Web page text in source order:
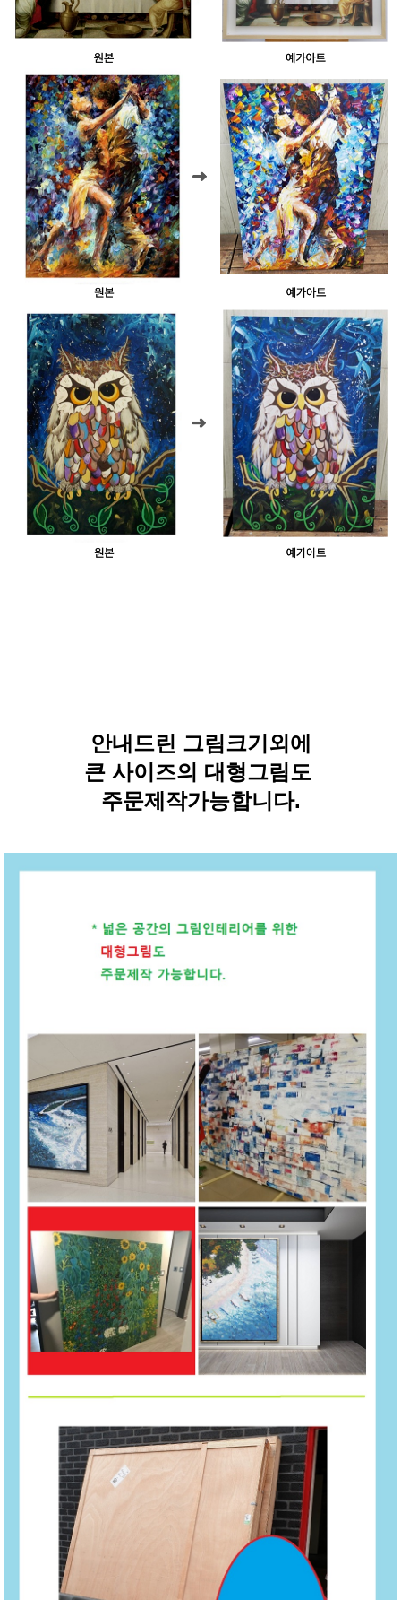
안내드린 그림크기외에
큰 사이즈의 대형그림도
주문제작가능합니다.